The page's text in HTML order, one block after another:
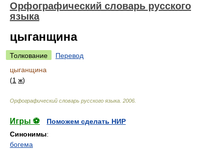
Орфографический словарь русского
языка
цыганщина
Толкование
Перевод
цыганщина
(1 ж)
Орфографический словарь русского языка 2006
Игры ⚽
Поможем сделать НИР
Синонимы:
богема